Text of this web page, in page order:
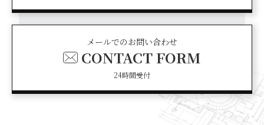
メールでのお問い合わせ
CONTACT FORM
24時間受付